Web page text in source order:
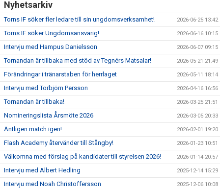
Nyhetsarkiv
Torns IF söker fler ledare till sin ungdomsverksamhet! 2026-06-25 13:42
Torns IF söker Ungdomsansvarig! 2026-06-16 10:15
Intervju med Hampus Danielsson 2026-06-07 09:15
Tornandan är tillbaka med stöd av Tegnérs Matsalar! 2026-05-21 21:49
Förändringar i tränarstaben för herrlaget 2026-05-11 18:14
Intervju med Torbjörn Persson 2026-04-16 16:56
Tornandan är tillbaka! 2026-03-25 21:51
Nomineringslista Årsmöte 2026 2026-03-05 20:33
Äntligen match igen! 2026-02-01 19:20
Flash Academy återvänder till Stångby! 2026-01-23 10:51
Välkomna med förslag på kandidater till styrelsen 2026! 2026-01-14 20:57
Intervju med Albert Hedling 2025-12-14 15:29
Intervju med Noah Christoffersson 2025-12-06 10:08